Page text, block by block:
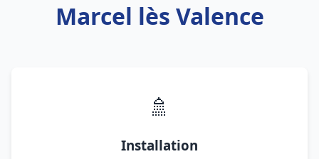
Marcel lès Valence
🚿
Installation